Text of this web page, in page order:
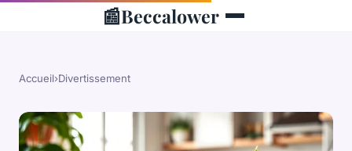
📰Beccalower
Accueil›Divertissement